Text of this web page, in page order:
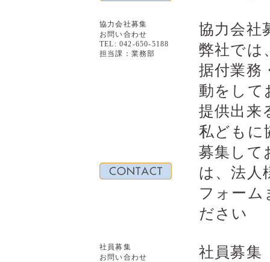
協力会社募集
お問い合わせ
TEL: 042-650-5188
担当課：業務部
協力会社
弊社では
据付業務
動をして
提供出来
私どもに
募集して
は、法人
フォーム
ださい
社員募集
お問い合わせ
社員募集